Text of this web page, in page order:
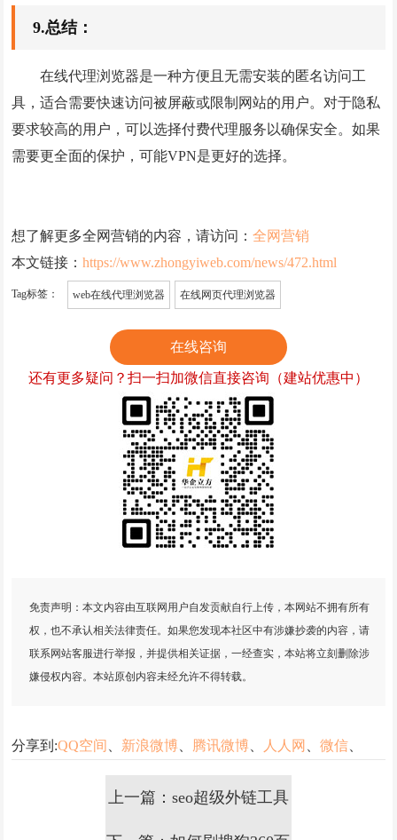
9.总结：
在线代理浏览器是一种方便且无需安装的匿名访问工
具，适合需要快速访问被屏蔽或限制网站的用户。对于隐私
要求较高的用户，可以选择付费代理服务以确保安全。如果
需要更全面的保护，可能VPN是更好的选择。
想了解更多全网营销的内容，请访问：全网营销
本文链接：https://www.zhongyiweb.com/news/472.html
Tag标签： web在线代理浏览器 在线网页代理浏览器
在线咨询
还有更多疑问？扫一扫加微信直接咨询（建站优惠中）
免责声明：本文内容由互联网用户自发贡献自行上传，本网站不拥有所有
权，也不承认相关法律责任。如果您发现本社区中有涉嫌抄袭的内容，请
联系网站客服进行举报，并提供相关证据，一经查实，本站将立刻删除涉
嫌侵权内容。本站原创内容未经允许不得转载。
分享到:QQ空间 新浪微博 腾讯微博 人人网 、微信
上一篇：seo超级外链工具